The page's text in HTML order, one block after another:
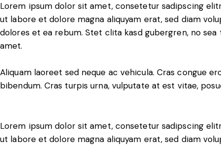
Lorem ipsum dolor sit amet, consetetur sadipscing
ut labore et dolore magna aliquyam erat, sed diam
dolores et ea rebum. Stet clita kasd gubergren, no
amet.
Aliquam laoreet sed neque ac vehicula. Cras congue
bibendum. Cras turpis urna, vulputate at est vitae,
Lorem ipsum dolor sit amet, consetetur sadipscing
ut labore et dolore magna aliquyam erat, sed diam